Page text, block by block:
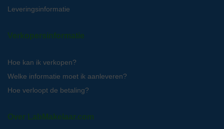
Leveringsinformatie
Verkopersinformatie
Hoe kan ik verkopen?
Welke informatie moet ik aanleveren?
Hoe verloopt de betaling?
Over LabMakelaar.com